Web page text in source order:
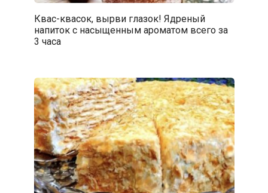
Квас-квасок, вырви глазок! Ядреный
напиток с насыщенным ароматом всего за
3 часа